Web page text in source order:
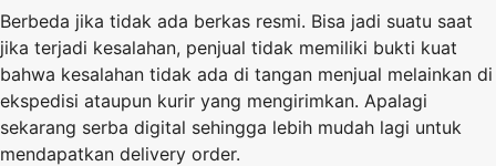
Berbeda jika tidak ada berkas resmi. Bisa jadi suatu saat
jika terjadi kesalahan, penjual tidak memiliki bukti kuat
bahwa kesalahan tidak ada di tangan menjual melainkan di
ekspedisi ataupun kurir yang mengirimkan. Apalagi
sekarang serba digital sehingga lebih mudah lagi untuk
mendapatkan delivery order.